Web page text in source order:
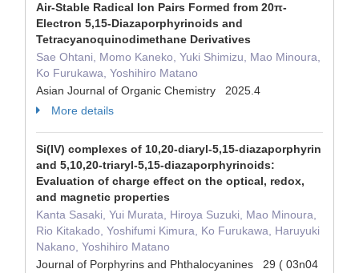
Air‐Stable Radical Ion Pairs Formed from 20π‐
Electron 5,15‐Diazaporphyrinoids and
Tetracyanoquinodimethane Derivatives
Sae Ohtani, Momo Kaneko, Yuki Shimizu, Mao Minoura,
Ko Furukawa, Yoshihiro Matano
Asian Journal of Organic Chemistry 2025.4
More details
Si(IV) complexes of 10,20-diaryl-5,15-diazaporphyrin
and 5,10,20-triaryl-5,15-diazaporphyrinoids:
Evaluation of charge effect on the optical, redox,
and magnetic properties
Kanta Sasaki, Yui Murata, Hiroya Suzuki, Mao Minoura,
Rio Kitakado, Yoshifumi Kimura, Ko Furukawa, Haruyuki
Nakano, Yoshihiro Matano
Journal of Porphyrins and Phthalocyanines 29 ( 03n04